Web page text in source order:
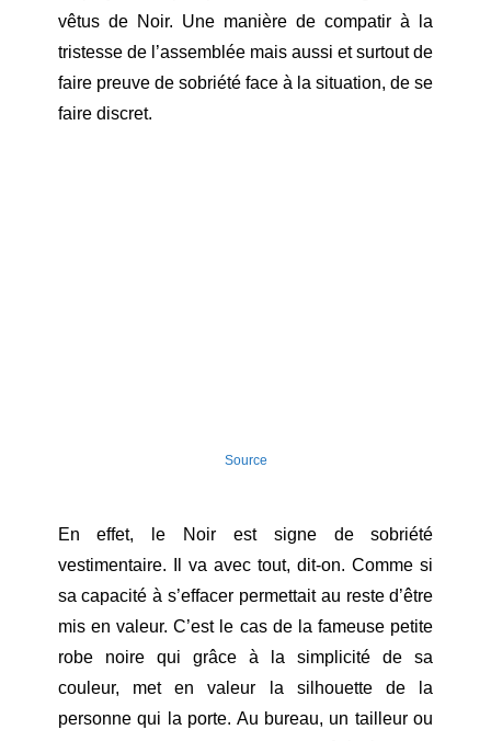
vêtus de Noir. Une manière de compatir à la
tristesse de l’assemblée mais aussi et surtout de
faire preuve de sobriété face à la situation, de se
faire discret.
Source
En effet, le Noir est signe de sobriété
vestimentaire. Il va avec tout, dit-on. Comme si
sa capacité à s’effacer permettait au reste d’être
mis en valeur. C’est le cas de la fameuse petite
robe noire qui grâce à la simplicité de sa
couleur, met en valeur la silhouette de la
personne qui la porte. Au bureau, un tailleur ou